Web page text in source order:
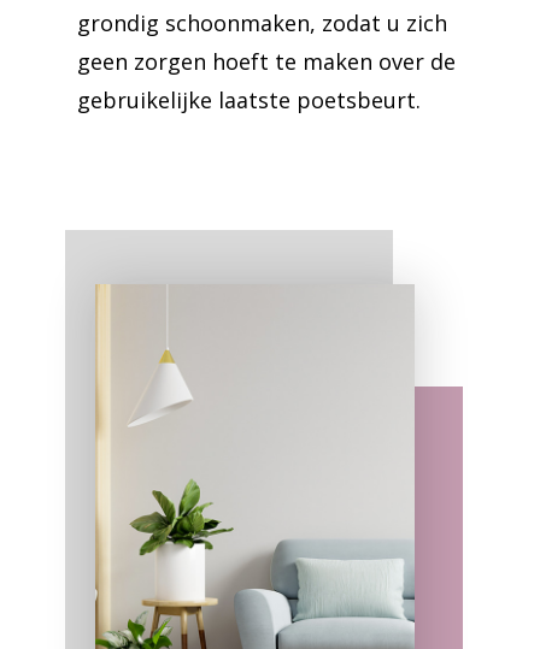
grondig schoonmaken, zodat u zich
geen zorgen hoeft te maken over de
gebruikelijke laatste poetsbeurt.